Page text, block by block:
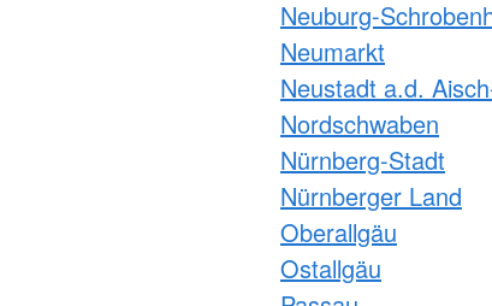
Neuburg-
Neumarkt
Neustadt a.d.
Nordschwaben
Nürnberg-Stadt
Nürnberger Land
Oberallgäu
Ostallgäu